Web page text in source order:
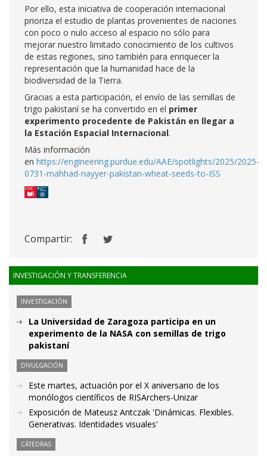
Por ello, esta iniciativa de cooperación internacional
prioriza el estudio de plantas provenientes de naciones
con poco o nulo acceso al espacio no sólo para
mejorar nuestro limitado conocimiento de los cultivos
de estas regiones, sino también para enriquecer la
representación que la humanidad hace de la
biodiversidad de la Tierra.
Gracias a esta participación, el envío de las semillas de
trigo pakistaní se ha convertido en el primer
experimento procedente de Pakistán en llegar a
la Estación Espacial Internacional.
Más información
en https://engineering.purdue.edu/AAE/spotlights/2025/2025-
0731-mahhad-nayyer-pakistan-wheat-seeds-to-ISS
Compartir:
INVESTIGACIÓN Y TRANSFERENCIA
INVESTIGACIÓN
La Universidad de Zaragoza participa en un
experimento de la NASA con semillas de trigo
pakistaní
DIVULGACIÓN
Este martes, actuación por el X aniversario de los
monólogos científicos de RISArchers-Unizar
Exposición de Mateusz Antczak 'Dinámicas. Flexibles.
Generativas. Identidades visuales'
CÁTEDRAS